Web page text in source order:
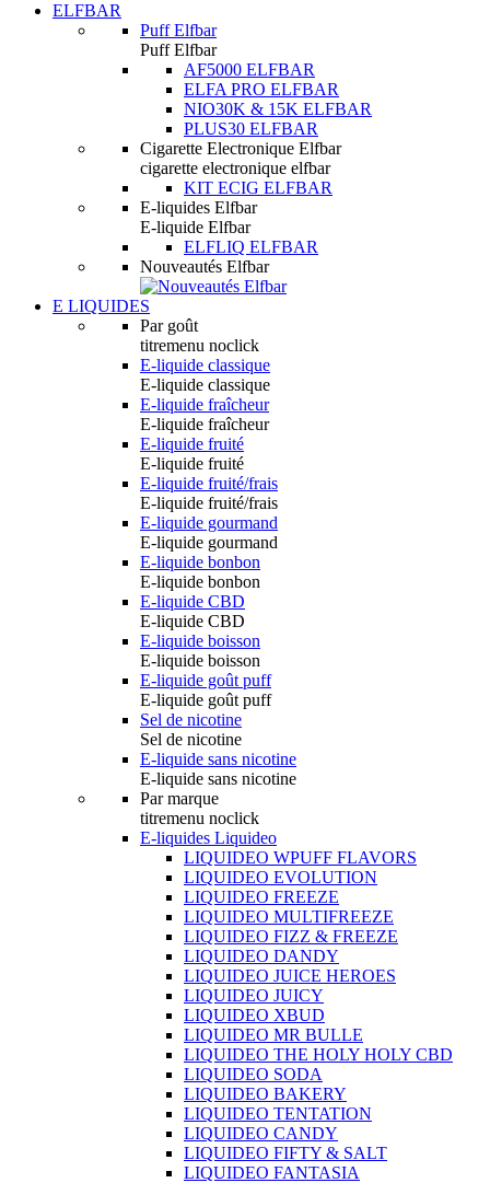
ELFBAR
Puff Elfbar
Puff Elfbar
AF5000 ELFBAR
ELFA PRO ELFBAR
NIO30K & 15K ELFBAR
PLUS30 ELFBAR
Cigarette Electronique Elfbar
cigarette electronique elfbar
KIT ECIG ELFBAR
E-liquides Elfbar
E-liquide Elfbar
ELFLIQ ELFBAR
Nouveautés Elfbar
E LIQUIDES
Par goût
titremenu noclick
E-liquide classique
E-liquide classique
E-liquide fraîcheur
E-liquide fraîcheur
E-liquide fruité
E-liquide fruité
E-liquide fruité/frais
E-liquide fruité/frais
E-liquide gourmand
E-liquide gourmand
E-liquide bonbon
E-liquide bonbon
E-liquide CBD
E-liquide CBD
E-liquide boisson
E-liquide boisson
E-liquide goût puff
E-liquide goût puff
Sel de nicotine
Sel de nicotine
E-liquide sans nicotine
E-liquide sans nicotine
Par marque
titremenu noclick
E-liquides Liquideo
LIQUIDEO WPUFF FLAVORS
LIQUIDEO EVOLUTION
LIQUIDEO FREEZE
LIQUIDEO MULTIFREEZE
LIQUIDEO FIZZ & FREEZE
LIQUIDEO DANDY
LIQUIDEO JUICE HEROES
LIQUIDEO JUICY
LIQUIDEO XBUD
LIQUIDEO MR BULLE
LIQUIDEO THE HOLY HOLY CBD
LIQUIDEO SODA
LIQUIDEO BAKERY
LIQUIDEO TENTATION
LIQUIDEO CANDY
LIQUIDEO FIFTY & SALT
LIQUIDEO FANTASIA